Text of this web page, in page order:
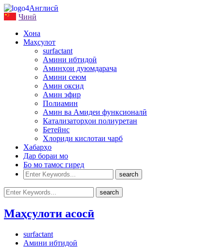
Англисӣ
Чинӣ
Хона
Маҳсулот
surfactant
Амини ибтидоӣ
Аминҳои дуюмдараҷа
Амини сеюм
Амин оксид
Амин эфир
Полиамин
Амин ва Амидеи функсионалӣ
Катализаторҳои полиуретан
Бетейнс
Хлориди кислотаи чарб
Хабарҳо
Дар бораи мо
Бо мо тамос гиред
Маҳсулоти асосӣ
surfactant
Амини ибтидоӣ